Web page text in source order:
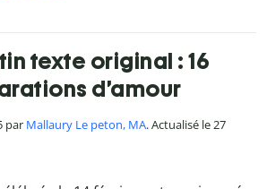
texte original : 16
d’amour
par Mallaury Le peton, MA. Actualisé le 27